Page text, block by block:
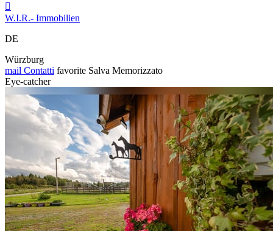

W.I.R.- Immobilien
DE
Würzburg
mail Contatti favorite Salva Memorizzato
Eye-catcher